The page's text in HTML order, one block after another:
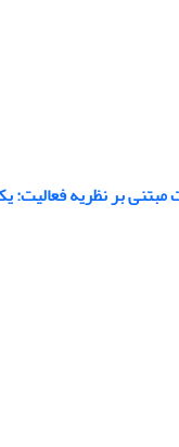
مبتنی بر نظریه